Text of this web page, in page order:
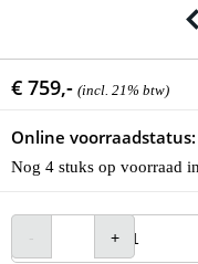
€ 759,- (incl. 21% btw)
Online voorraadstatus:
Nog 4 stuks op voorraad